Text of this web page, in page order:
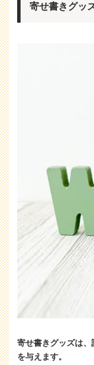
寄せ書きグッ
寄せ書きグッズは
を与えます。